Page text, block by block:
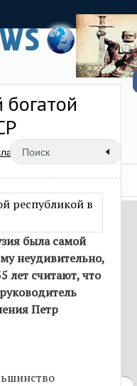
богатой
7
была самой
неудивительно,
лет считают, что
Петр